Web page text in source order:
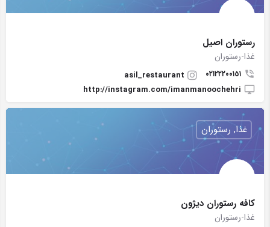
رستوران اصيل
غذا-رستوران
٠٢١٢٢٢٠٠١٥١
asil_restaurant
http://instagram.com/imanmanoochehri
كافه رستوران ديژون
غذا-رستوران
غذا, رستوران